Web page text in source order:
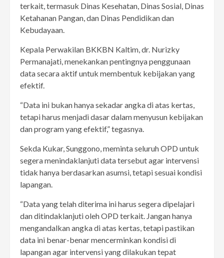
terkait, termasuk Dinas Kesehatan, Dinas Sosial, Dinas
Ketahanan Pangan, dan Dinas Pendidikan dan
Kebudayaan.
Kepala Perwakilan BKKBN Kaltim, dr. Nurizky
Permanajati, menekankan pentingnya penggunaan
data secara aktif untuk membentuk kebijakan yang
efektif.
“Data ini bukan hanya sekadar angka di atas kertas,
tetapi harus menjadi dasar dalam menyusun kebijakan
dan program yang efektif,” tegasnya.
Sekda Kukar, Sunggono, meminta seluruh OPD untuk
segera menindaklanjuti data tersebut agar intervensi
tidak hanya berdasarkan asumsi, tetapi sesuai kondisi
lapangan.
“Data yang telah diterima ini harus segera dipelajari
dan ditindaklanjuti oleh OPD terkait. Jangan hanya
mengandalkan angka di atas kertas, tetapi pastikan
data ini benar-benar mencerminkan kondisi di
lapangan agar intervensi yang dilakukan tepat